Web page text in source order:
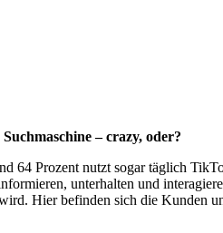
– crazy, oder?
64 Prozent nutzt sogar täglich
unterhalten und
Hier befinden sich die Kunden